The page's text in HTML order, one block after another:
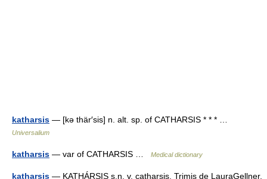
katharsis — [kə thär′sis] n. alt. sp. of CATHARSIS * * * …
Universalium
katharsis — var of CATHARSIS … Medical dictionary
katharsis — KATHÁRSIS s.n. v. catharsis. Trimis de LauraGellner,